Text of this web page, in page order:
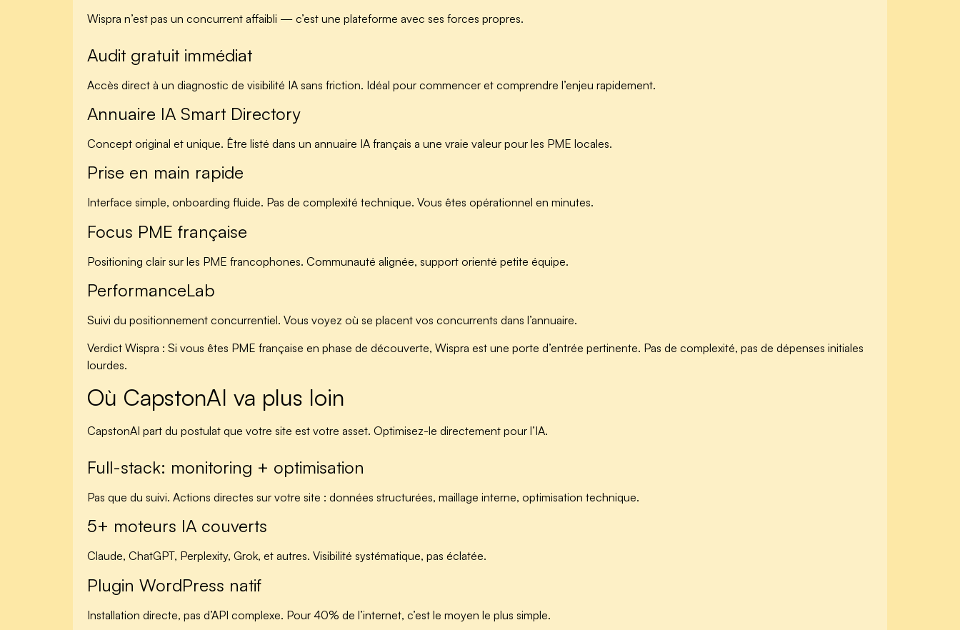
Wispra n’est pas un concurrent affaibli — c’est une plateforme avec ses forces propres.
Audit gratuit immédiat
Accès direct à un diagnostic de visibilité IA sans friction. Idéal pour commencer et comprendre l’enjeu rapidement.
Annuaire IA Smart Directory
Concept original et unique. Être listé dans un annuaire IA français a une vraie valeur pour les PME locales.
Prise en main rapide
Interface simple, onboarding fluide. Pas de complexité technique. Vous êtes opérationnel en minutes.
Focus PME française
Positioning clair sur les PME francophones. Communauté alignée, support orienté petite équipe.
PerformanceLab
Suivi du positionnement concurrentiel. Vous voyez où se placent vos concurrents dans l’annuaire.
Verdict Wispra : Si vous êtes PME française en phase de découverte, Wispra est une porte d’entrée pertinente. Pas de complexité, pas de dépenses initiales
lourdes.
Où CapstonAI va plus loin
CapstonAI part du postulat que votre site est votre asset. Optimisez-le directement pour l’IA.
Full-stack: monitoring + optimisation
Pas que du suivi. Actions directes sur votre site : données structurées, maillage interne, optimisation technique.
5+ moteurs IA couverts
Claude, ChatGPT, Perplexity, Grok, et autres. Visibilité systématique, pas éclatée.
Plugin WordPress natif
Installation directe, pas d’API complexe. Pour 40% de l’internet, c’est le moyen le plus simple.